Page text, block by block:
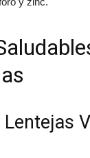
Lentejas